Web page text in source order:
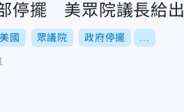
停擺 美眾院議長給
美國 眾議院 政府停擺